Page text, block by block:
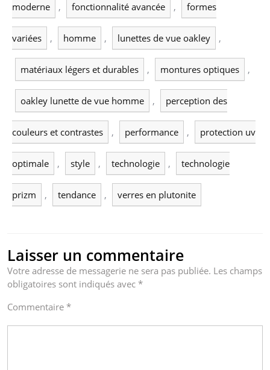
moderne , fonctionnalité avancée , formes
variées , homme , lunettes de vue oakley ,
matériaux légers et durables , montures optiques ,
oakley lunette de vue homme , perception des
couleurs et contrastes , performance , protection uv
optimale , style , technologie , technologie
prizm , tendance , verres en plutonite
Laisser un commentaire
Votre adresse de messagerie ne sera pas publiée. Les champs
obligatoires sont indiqués avec *
Commentaire *